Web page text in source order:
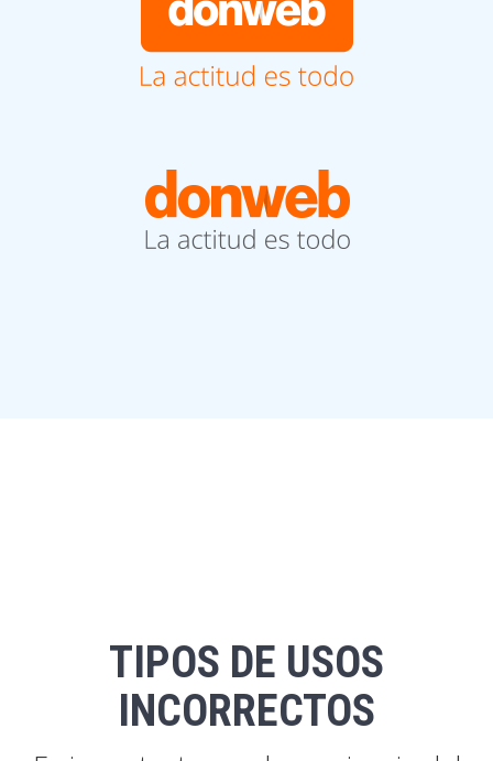
TIPOS DE USOS
INCORRECTOS